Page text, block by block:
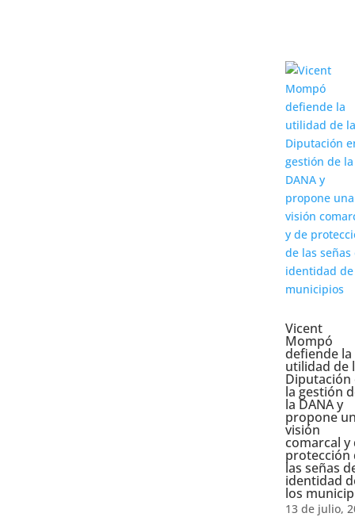
Vicent
Mompó
defiende la
utilidad de
Diputación
la gestión
la DANA y
propone
visión
comarcal y
protección
las señas
identidad
los
13 de julio,